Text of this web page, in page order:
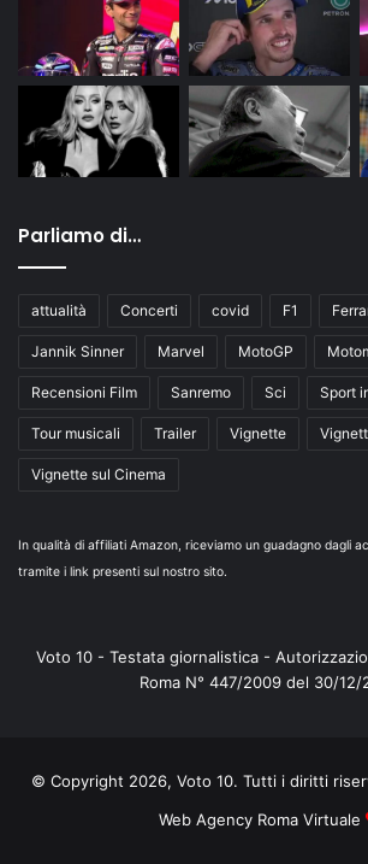
Parliamo di…
attualità Concerti covid F1
Jannik Sinner Marvel MotoGP
Recensioni Film Sanremo Sci Sport
Tour musicali Trailer Vignette
Vignette sul Cinema
In qualità di affiliati Amazon, riceviamo un guadagno dagli
tramite i link presenti sul nostro sito.
Voto 10 - Testata giornalistica -
Roma N° 447/2009 del 30/12/
© Copyright 2026, Voto 10. Tutti i diritti
Web Agency Roma Virtuale